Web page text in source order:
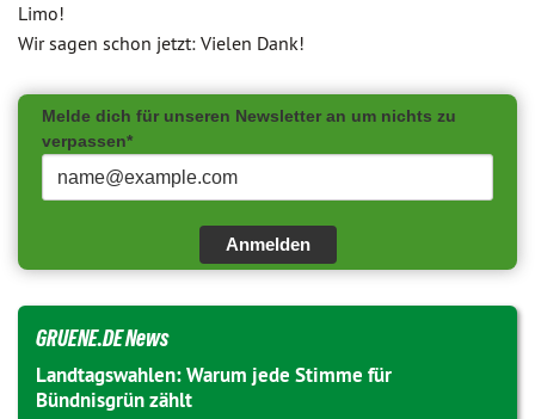
Limo!
Wir sagen schon jetzt: Vielen Dank!
Melde dich für unseren Newsletter an um nichts zu
verpassen*
Anmelden
GRUENE.DE News
Landtagswahlen: Warum jede Stimme für
Bündnisgrün zählt